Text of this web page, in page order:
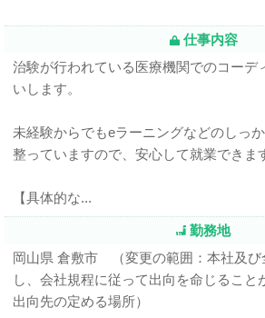
仕事内容
治験が行われている医療機関でのコーデ
いします。
未経験からでもeラーニングなどのしっ
整っていますので、安心して就業できま
【具体的な...
勤務地
岡山県 倉敷市 （変更の範囲：本社及
し、会社規程に従って出向を命じること
出向先の定める場所）